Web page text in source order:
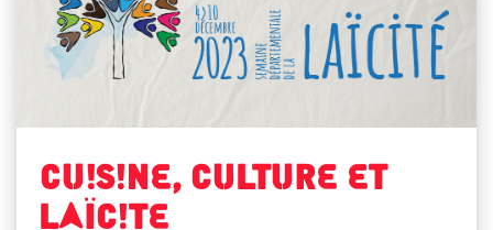
CUISINE, CULTURE ET
LAÏCITE